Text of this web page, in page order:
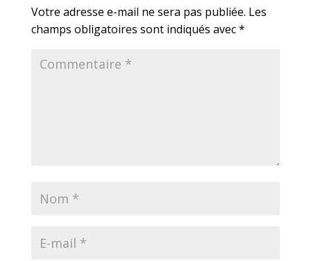
Votre adresse e-mail ne sera pas publiée. Les
champs obligatoires sont indiqués avec*